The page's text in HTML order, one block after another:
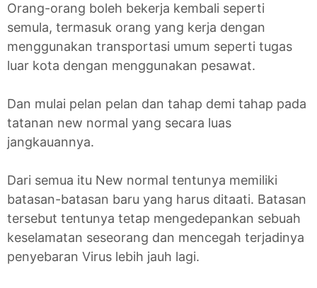
Orang-orang boleh bekerja kembali seperti
semula, termasuk orang yang kerja dengan
menggunakan transportasi umum seperti tugas
luar kota dengan menggunakan pesawat.
Dan mulai pelan pelan dan tahap demi tahap pada
tatanan new normal yang secara luas
jangkauannya.
Dari semua itu New normal tentunya memiliki
batasan-batasan baru yang harus ditaati. Batasan
tersebut tentunya tetap mengedepankan sebuah
keselamatan seseorang dan mencegah terjadinya
penyebaran Virus lebih jauh lagi.